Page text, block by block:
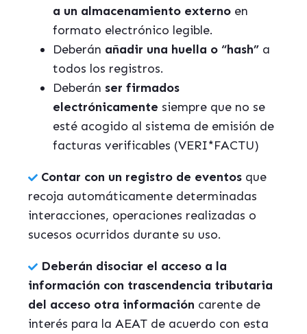
a un almacenamiento externo en
formato electrónico legible.
Deberán añadir una huella o “hash” a
todos los registros.
Deberán ser firmados
electrónicamente siempre que no se
esté acogido al sistema de emisión de
facturas verificables (VERI*FACTU)
Contar con un registro de eventos que
recoja automáticamente determinadas
interacciones, operaciones realizadas o
sucesos ocurridos durante su uso.
Deberán disociar el acceso a la
información con trascendencia tributaria
del acceso otra información carente de
interés para la AEAT de acuerdo con esta